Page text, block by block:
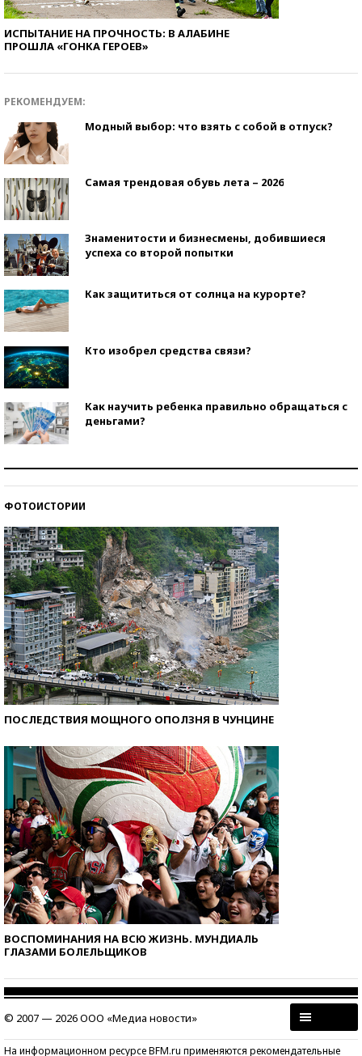
ИСПЫТАНИЕ НА ПРОЧНОСТЬ: В АЛАБИНЕ
ПРОШЛА «ГОНКА ГЕРОЕВ»
РЕКОМЕНДУЕМ:
Модный выбор: что взять с собой в отпуск?
Самая трендовая обувь лета – 2026
Знаменитости и бизнесмены, добившиеся
успеха со второй попытки
Как защититься от солнца на курорте?
Кто изобрел средства связи?
Как научить ребенка правильно обращаться с
деньгами?
ФОТОИСТОРИИ
ПОСЛЕДСТВИЯ МОЩНОГО ОПОЛЗНЯ В ЧУНЦИНЕ
ВОСПОМИНАНИЯ НА ВСЮ ЖИЗНЬ. МУНДИАЛЬ
ГЛАЗАМИ БОЛЕЛЬЩИКОВ
© 2007 — 2026 ООО «Медиа новости»
На информационном ресурсе BFM.ru применяются рекомендательные